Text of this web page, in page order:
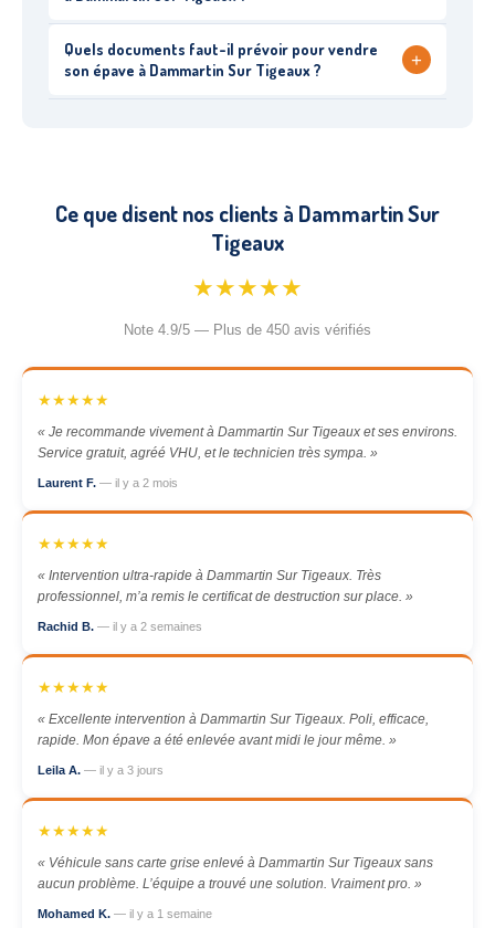
Quels documents faut-il prévoir pour vendre
son épave à Dammartin Sur Tigeaux ?
+
Ce que disent nos clients à Dammartin Sur
Tigeaux
★★★★★
Note 4.9/5 — Plus de 450 avis vérifiés
★★★★★
« Je recommande vivement à Dammartin Sur Tigeaux et ses environs.
Service gratuit, agréé VHU, et le technicien très sympa. »
Laurent F. — il y a 2 mois
★★★★★
« Intervention ultra-rapide à Dammartin Sur Tigeaux. Très
professionnel, m’a remis le certificat de destruction sur place. »
Rachid B. — il y a 2 semaines
★★★★★
« Excellente intervention à Dammartin Sur Tigeaux. Poli, efficace,
rapide. Mon épave a été enlevée avant midi le jour même. »
Leila A. — il y a 3 jours
★★★★★
« Véhicule sans carte grise enlevé à Dammartin Sur Tigeaux sans
aucun problème. L’équipe a trouvé une solution. Vraiment pro. »
Mohamed K. — il y a 1 semaine